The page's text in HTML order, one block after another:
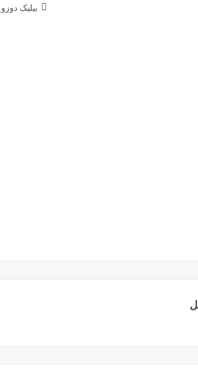
بیلیک دوزو, Istanbul, Marmara Region, Turkey